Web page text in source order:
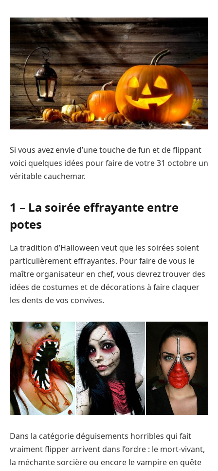
Si vous avez envie d’une touche de fun et de flippant
voici quelques idées pour faire de votre 31 octobre un
véritable cauchemar.
1 – La soirée effrayante entre
potes
La tradition d’Halloween veut que les soirées soient
particulièrement effrayantes. Pour faire de vous le
maître organisateur en chef, vous devrez trouver des
idées de costumes et de décorations à faire claquer
les dents de vos convives.
Dans la catégorie déguisements horribles qui fait
vraiment flipper arrivent dans l’ordre : le mort-vivant,
la méchante sorcière ou encore le vampire en quête